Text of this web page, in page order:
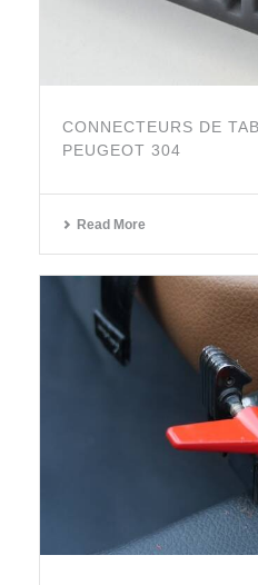
CONNECTEURS DE
PEUGEOT 304
Read More